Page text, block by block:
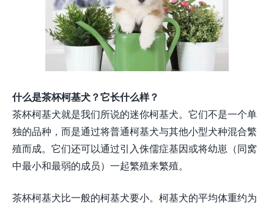
什么是茶杯柯基犬？它长什么样？
茶杯柯基犬就是我们所说的迷你柯基犬。它们不是一个单
独的品种，而是通过将普通柯基犬与其他小型犬种混合繁
殖而成。它们还可以通过引入侏儒症基因或将幼崽（同窝
中最小和最弱的成员）一起繁殖来繁殖。
茶杯柯基犬比一般的柯基犬要小。柯基犬的平均体重约为